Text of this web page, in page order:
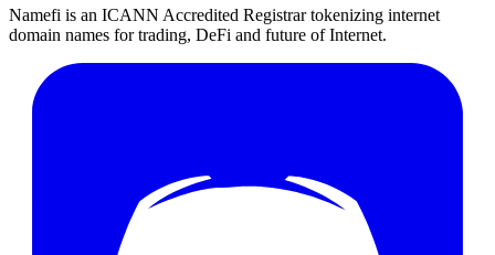
Namefi is an ICANN Accredited Registrar tokenizing internet
domain names for trading, DeFi and future of Internet.